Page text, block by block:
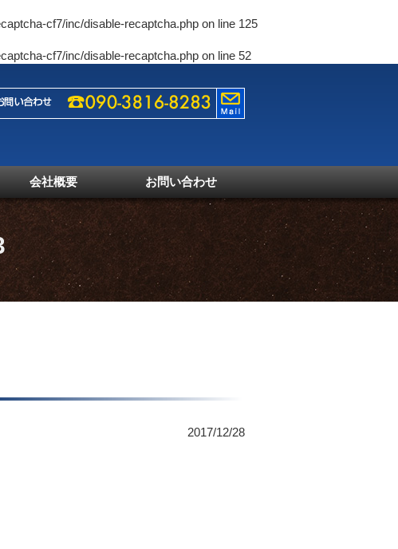
cf7/inc/disable-recaptcha.php on line 125
cf7/inc/disable-recaptcha.php on line 52
会社概要 お問い合わせ
2017/12/28